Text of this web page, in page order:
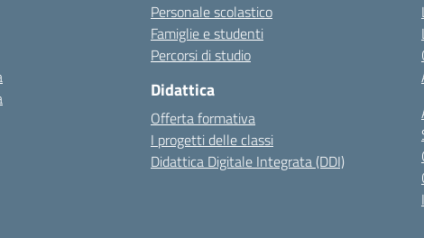
Personale scolastico
Famiglie e studenti
Percorsi di studio
Didattica
Offerta formativa
I progetti delle classi
Didattica Digitale Integrata (DDI)